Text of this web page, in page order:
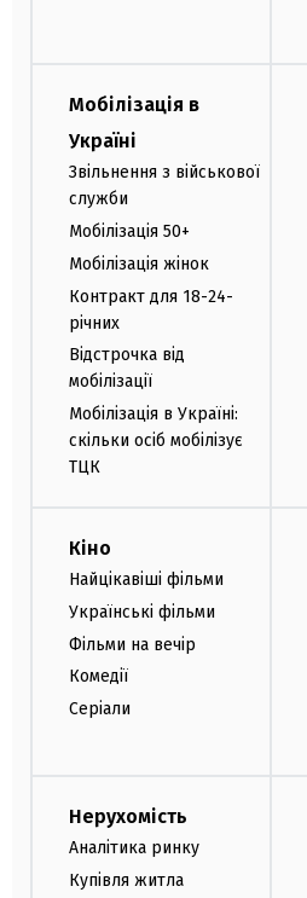
Мобілізація в
Україні
Звільнення з військової
служби
Мобілізація 50+
Мобілізація жінок
Контракт для 18-24-
річних
Відстрочка від
мобілізації
Мобілізація в Україні:
скільки осіб мобілізує
ТЦК
Кіно
Найцікавіші фільми
Українські фільми
Фільми на вечір
Комедії
Серіали
Нерухомість
Аналітика ринку
Купівля житла